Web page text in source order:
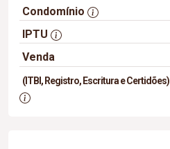
Condomínio
IPTU
Venda
(ITBI, Registro, Escritura e Certidões)